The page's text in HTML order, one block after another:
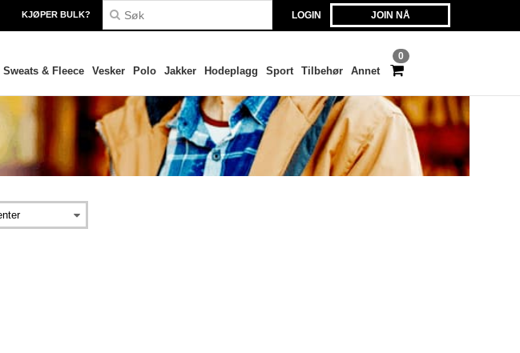
LOGIN JOIN NÅ
KJØPER BULK?
0
Sweats & Fleece Vesker Polo Jakker Hodeplagg Sport Tilbehør Annet